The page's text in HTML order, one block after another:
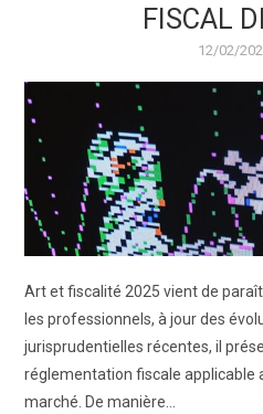
FISCAL
12/02/
Art et fiscalité 2025 vient de
les professionnels, à jour des
jurisprudentielles récentes, il
réglementation fiscale applicable
marché. De manière…